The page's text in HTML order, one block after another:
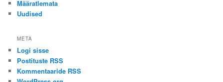
Määratlemata
Uudised
META
Logi sisse
Postituste RSS
Kommentaaride RSS